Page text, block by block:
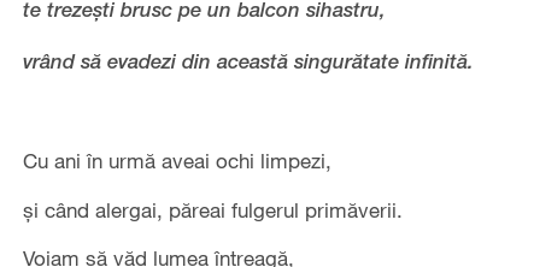
te trezești brusc pe un balcon sihastru,
vrând să evadezi din această singurătate infinită.
Cu ani în urmă aveai ochi limpezi,
și când alergai, păreai fulgerul primăverii.
Voiam să văd lumea întreagă,